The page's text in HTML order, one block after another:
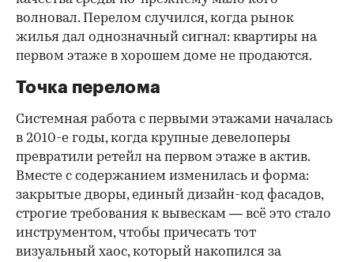
волновал. Перелом случился, когда рынок
жилья дал однозначный сигнал: квартиры на
первом этаже в хорошем доме не продаются.
Точка перелома
Системная работа с первыми этажами началась
в 2010-е годы, когда крупные девелоперы
превратили ретейл на первом этаже в актив.
Вместе с содержанием изменилась и форма:
закрытые дворы, единый дизайн-код фасадов,
строгие требования к вывескам — всё это стало
инструментом, чтобы причесать тот
визуальный хаос, который накопился за